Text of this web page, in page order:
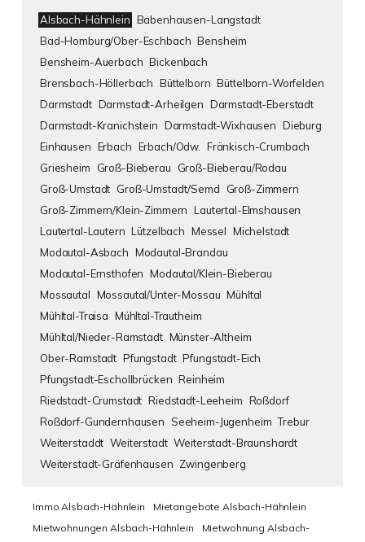
Alsbach-Hähnlein Babenhausen-Langstadt
Bad-Homburg/Ober-Eschbach Bensheim
Bensheim-Auerbach Bickenbach
Brensbach-Höllerbach Büttelborn Büttelborn-Worfelden
Darmstadt Darmstadt-Arheilgen Darmstadt-Eberstadt
Darmstadt-Kranichstein Darmstadt-Wixhausen Dieburg
Einhausen Erbach Erbach/Odw.
Fränkisch-Crumbach
Griesheim
Groß-Bieberau
Groß-Bieberau/Rodau
Groß-Umstadt Groß-Umstadt/Semd
Groß-Zimmern
Groß-Zimmern/Klein-Zimmern Lautertal-Elmshausen
Lautertal-Lautern Lützelbach Messel Michelstadt
Modautal-Asbach Modautal-Brandau
Modautal-Ernsthofen Modautal/Klein-Bieberau
Mossautal Mossautal/Unter-Mossau Mühltal
Mühltal-Traisa Mühltal-Trautheim
Mühltal/Nieder-Ramstadt Münster-Altheim
Ober-Ramstadt Pfungstadt Pfungstadt-Eich
Pfungstadt-Eschollbrücken Reinheim
Riedstadt-Crumstadt Riedstadt-Leeheim Roßdorf
Roßdorf-Gundernhausen Seeheim-Jugenheim Trebur
Weiterstaddt Weiterstadt Weiterstadt-Braunshardt
Weiterstadt-Gräfenhausen Zwingenberg
Immo Alsbach-Hähnlein
Mietangebote Alsbach-Hähnlein
Mietwohnungen Alsbach-Hähnlein
Mietwohnung Alsbach-